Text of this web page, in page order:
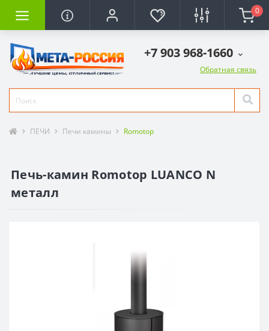
0
+7 903 968-1660
Обратная связь
ПЕЧИ Печи камины Romotop
Печь-камин Romotop LUANCO N
металл